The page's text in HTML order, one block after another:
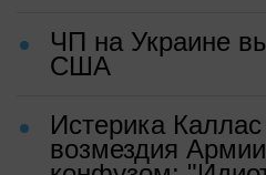
ЧП на Украине
США
Истерика
возмездия